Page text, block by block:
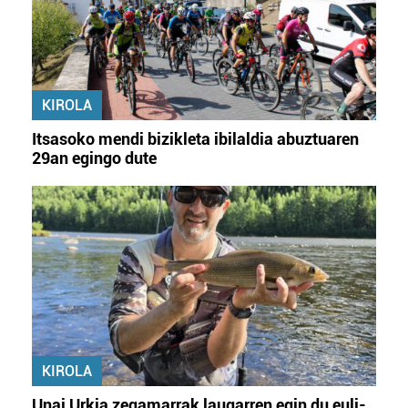
KIROLA
Itsasoko mendi bizikleta ibilaldia abuztuaren
29an egingo dute
KIROLA